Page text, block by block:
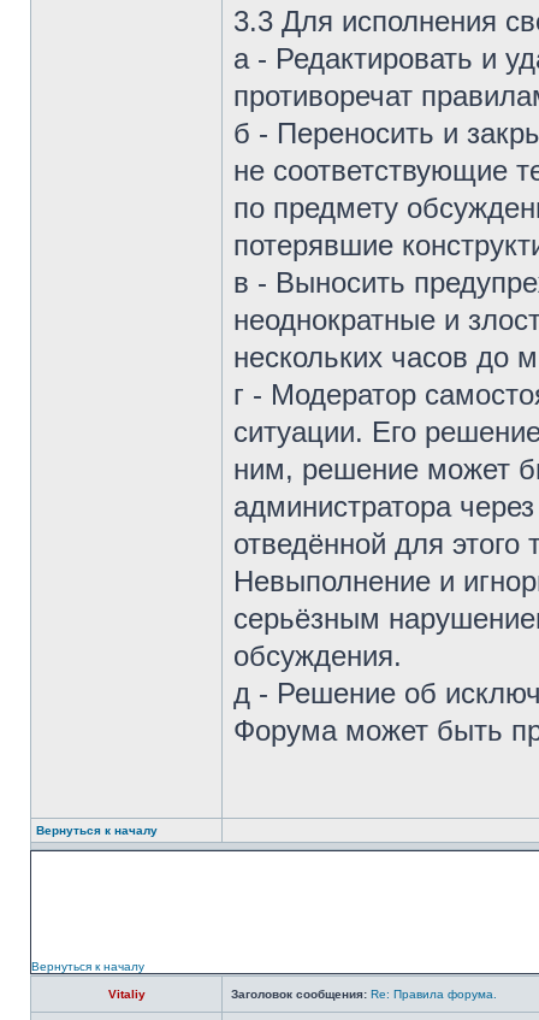
3.3 Для исполнения
а - Редактировать и
противоречат
б - Переносить и
не соответствующие
по предмету
потерявшие
в - Выносить
неоднократные и
нескольких часов до
г - Модератор
ситуации. Его
ним, решение может
администратора
отведённой для этого
Невыполнение и
серьёзным
обсуждения.
д - Решение об
Форума может быть
Вернуться к началу
Вернуться к началу
Vitaliy Заголовок сообщения: Re: Правила форума.